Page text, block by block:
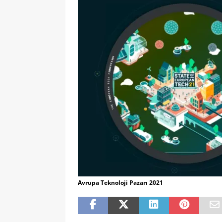
Avrupa Teknoloji Pazarı 2021